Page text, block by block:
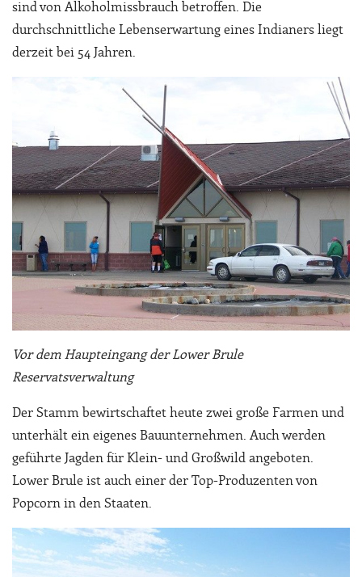
sind von Alkoholmissbrauch betroffen. Die
durchschnittliche Lebenserwartung eines Indianers liegt
derzeit bei 54 Jahren.
Vor dem Haupteingang der Lower Brule
Reservatsverwaltung
Der Stamm bewirtschaftet heute zwei große Farmen und
unterhält ein eigenes Bauunternehmen. Auch werden
geführte Jagden für Klein- und Großwild angeboten.
Lower Brule ist auch einer der Top-Produzenten von
Popcorn in den Staaten.